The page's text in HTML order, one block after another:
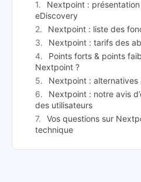
Nextpoint :
eDiscovery
Nextpoint : liste des
Nextpoint : tarifs des
Points forts & points
Nextpoint ?
Nextpoint : alternatives
Nextpoint : notre avis
des utilisateurs
Vos questions sur
technique